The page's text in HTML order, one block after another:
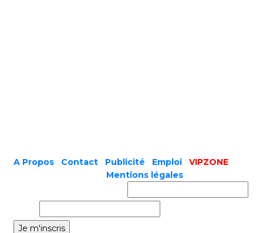
A Propos Contact Publicité Emploi
VIPZONE
Mentions légales